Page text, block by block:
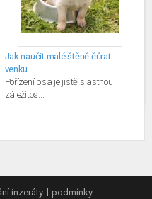
Jak naučit malé štěně čůrat
venku
Pořízení psa je jistě slastnou
záležitos...
inzeráty podmínky